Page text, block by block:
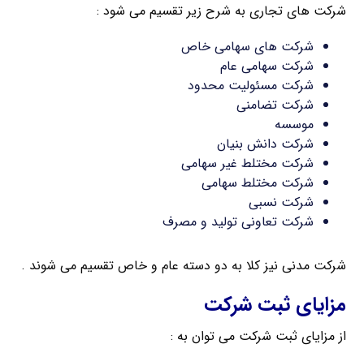
شرکت های تجاری به شرح زیر تقسیم می شود :
شرکت های سهامی خاص
شرکت سهامی عام
شرکت مسئولیت محدود
شرکت تضامنی
موسسه
شرکت دانش بنیان
شرکت مختلط غیر سهامی
شرکت مختلط سهامی
شرکت نسبی
شرکت تعاونی تولید و مصرف
شرکت مدنی نیز کلا به دو دسته عام و خاص تقسیم می شوند .
مزایای ثبت شرکت
از مزایای ثبت شرکت می توان به :